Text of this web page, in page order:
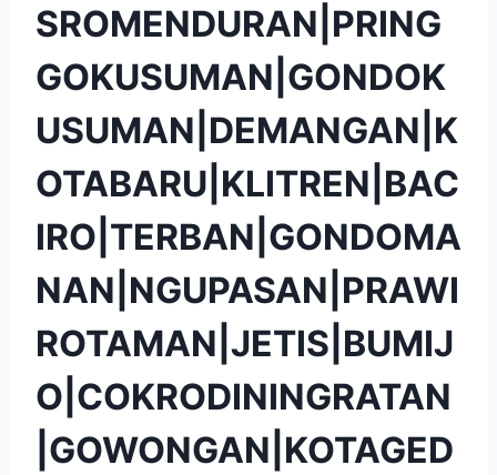
SROMENDURAN|PRING
GOKUSUMAN|GONDOK
USUMAN|DEMANGAN|K
OTABARU|KLITREN|BAC
IRO|TERBAN|GONDOMA
NAN|NGUPASAN|PRAWI
ROTAMAN|JETIS|BUMIJ
O|COKRODININGRATAN
|GOWONGAN|KOTAGED